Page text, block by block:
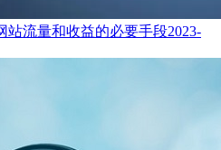
站流量和收益的必要手段2023-